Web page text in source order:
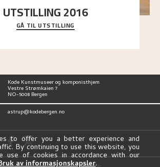
UTSTILLING 2016
oversikt over Nikolai Astrups
fra debuten i 1900 og frem til i dag.
GÅ TIL UTSTILLING
Kode Kunstmuseer og komponisthjem
Vestre Strømkaien 7
NO-5008 Bergen
astrup@kodebergen.no
to offer you a better experience and
By continuing to use this website, you
use of cookies in accordance with our
av informasjonskapsler.